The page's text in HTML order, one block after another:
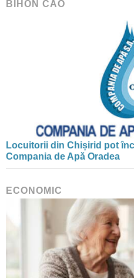
BIHON CAO
Locuitorii din Chișirid pot
Compania de Apă Oradea
ECONOMIC